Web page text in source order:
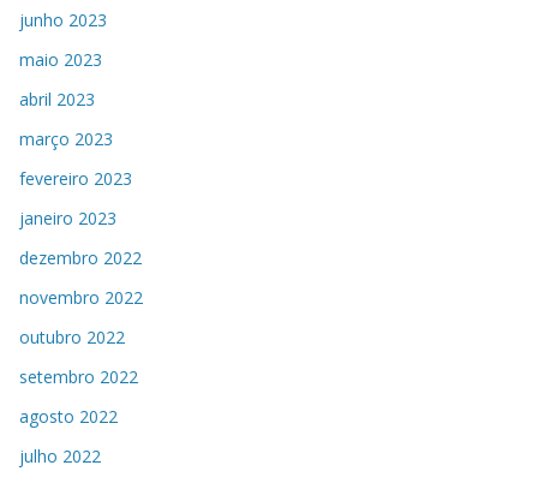
junho 2023
maio 2023
abril 2023
março 2023
fevereiro 2023
janeiro 2023
dezembro 2022
novembro 2022
outubro 2022
setembro 2022
agosto 2022
julho 2022